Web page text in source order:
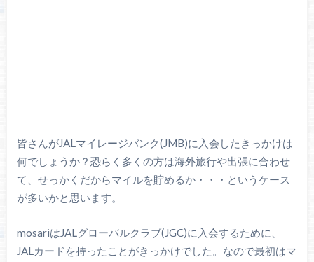
皆さんがJALマイレージバンク(JMB)に入会したきっかけは
何でしょうか？恐らく多くの方は海外旅行や出張に合わせ
て、せっかくだからマイルを貯めるか・・・というケース
が多いかと思います。
mosariはJALグローバルクラブ(JGC)に入会するために、
JALカードを持ったことがきっかけでした。なので最初はマ